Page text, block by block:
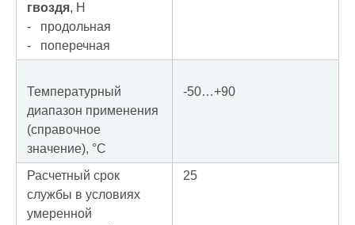
гвоздя, Н
- продольная
- поперечная
Температурный
диапазон применения
(справочное
значение), °С
-50…+90
Расчетный срок
службы в условиях
умеренной
25